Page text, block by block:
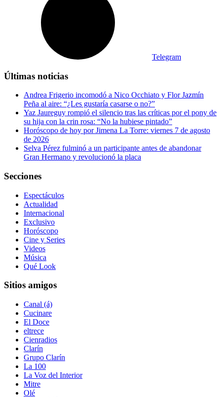
Telegram
Últimas noticias
Andrea Frigerio incomodó a Nico Occhiato y Flor Jazmín
Peña al aire: “¿Les gustaría casarse o no?”
Yaz Jaureguy rompió el silencio tras las críticas por el pony de
su hija con la crin rosa: “No la hubiese pintado”
Horóscopo de hoy por Jimena La Torre: viernes 7 de agosto
de 2026
Selva Pérez fulminó a un participante antes de abandonar
Gran Hermano y revolucionó la placa
Secciones
Espectáculos
Actualidad
Internacional
Exclusivo
Horóscopo
Cine y Series
Videos
Música
Qué Look
Sitios amigos
Canal (á)
Cucinare
El Doce
eltrece
Cienradios
Clarín
Grupo Clarín
La 100
La Voz del Interior
Mitre
Olé